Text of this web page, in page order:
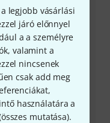
legjobb vásárlási
járó előnnyel
a a személyre
valamint a
nincsenek
csak add meg
használatára a
összes mutatása).
észrevétel esetén